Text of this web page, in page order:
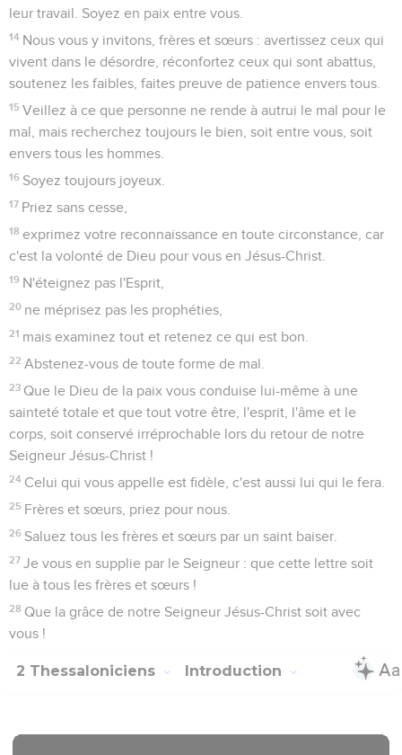
leur travail. Soyez en paix entre vous.
14 Nous vous y invitons, frères et sœurs : avertissez ceux qui
vivent dans le désordre, réconfortez ceux qui sont abattus,
soutenez les faibles, faites preuve de patience envers tous.
15 Veillez à ce que personne ne rende à autrui le mal pour le
mal, mais recherchez toujours le bien, soit entre vous, soit
envers tous les hommes.
16 Soyez toujours joyeux.
17 Priez sans cesse,
18 exprimez votre reconnaissance en toute circonstance, car
c'est la volonté de Dieu pour vous en Jésus-Christ.
19 N'éteignez pas l'Esprit,
20 ne méprisez pas les prophéties,
21 mais examinez tout et retenez ce qui est bon.
22 Abstenez-vous de toute forme de mal.
23 Que le Dieu de la paix vous conduise lui-même à une
sainteté totale et que tout votre être, l'esprit, l'âme et le
corps, soit conservé irréprochable lors du retour de notre
Seigneur Jésus-Christ !
24 Celui qui vous appelle est fidèle, c'est aussi lui qui le fera.
25 Frères et sœurs, priez pour nous.
26 Saluez tous les frères et sœurs par un saint baiser.
27 Je vous en supplie par le Seigneur : que cette lettre soit
lue à tous les frères et sœurs !
28 Que la grâce de notre Seigneur Jésus-Christ soit avec
vous !
2 Thessaloniciens Introduction